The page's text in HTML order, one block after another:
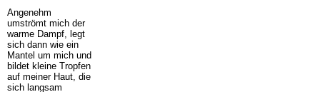
Angenehm
umströmt mich der
warme Dampf, legt
sich dann wie ein
Mantel um mich und
bildet kleine Tropfen
auf meiner Haut, die
sich langsam